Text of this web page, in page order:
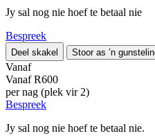
Jy sal nog nie hoef te betaal nie
Bespreek
Deel skakel Stoor as ’n
Vanaf
Vanaf R600
per nag (plek vir 2)
Bespreek
Jy sal nog nie hoef te betaal nie.